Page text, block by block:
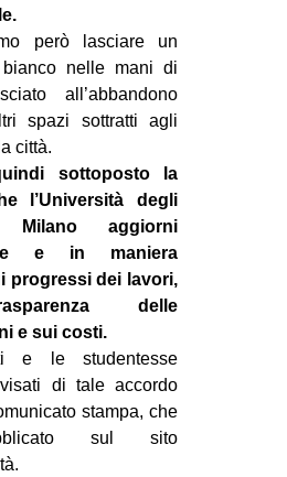
però lasciare un
nelle mani di
all’abbandono
spazi sottratti agli
città.
sottoposto la
l’Università degli
aggiorni
e in maniera
progressi dei lavori,
delle
e sui costi.
e le studentesse
di tale accordo
stampa, che
sul sito